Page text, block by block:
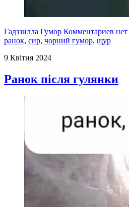
Гадззилла Гумор Комментариев нет
ранок, сир, чорний гумор, щур
9 Квітня 2024
Ранок після гулянки